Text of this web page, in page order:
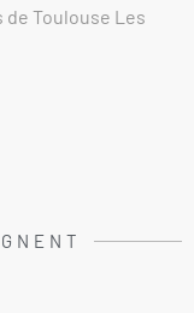
de Toulouse Les